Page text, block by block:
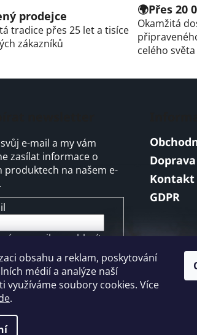
obsahu a reklam, poskytování
médií a analýze naší
využíváme soubory cookies. Více
.
prodejce
tradice přes 25 let a tisíce
zákazníků
🌍Přes 20
Okamžitá
celého světa
e-mail a my vám
zasílat informace o
produktech na našem e-
e-mailu souhlasíte s
ochrany
údajů
SE
Doprava
Kontakt
GDPR